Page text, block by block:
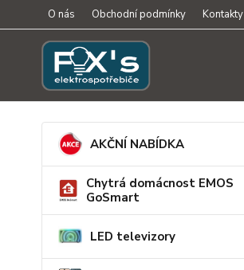
O nás Obchodní podmínky Kontakty
AKČNÍ NABÍDKA
Chytrá domácnost EMOS
GoSmart
LED televizory